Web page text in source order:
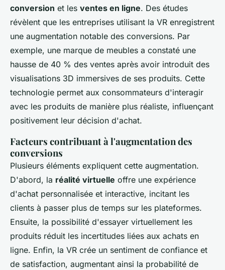
conversion et les ventes en ligne. Des études
révèlent que les entreprises utilisant la VR enregistrent
une augmentation notable des conversions. Par
exemple, une marque de meubles a constaté une
hausse de 40 % des ventes après avoir introduit des
visualisations 3D immersives de ses produits. Cette
technologie permet aux consommateurs d'interagir
avec les produits de manière plus réaliste, influençant
positivement leur décision d'achat.
Facteurs contribuant à l'augmentation des
conversions
Plusieurs éléments expliquent cette augmentation.
D'abord, la réalité virtuelle offre une expérience
d'achat personnalisée et interactive, incitant les
clients à passer plus de temps sur les plateformes.
Ensuite, la possibilité d'essayer virtuellement les
produits réduit les incertitudes liées aux achats en
ligne. Enfin, la VR crée un sentiment de confiance et
de satisfaction, augmentant ainsi la probabilité de